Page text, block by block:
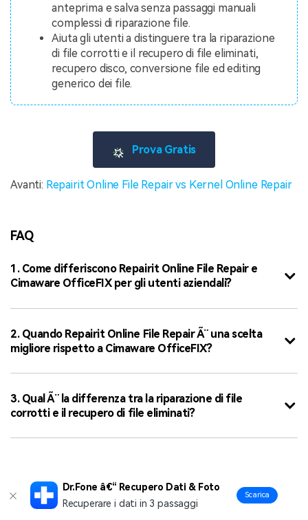
anteprima e salva senza passaggi manuali
complessi di riparazione file.
Aiuta gli utenti a distinguere tra la riparazione
di file corrotti e il recupero di file eliminati,
recupero disco, conversione file ed editing
generico dei file.
Prova Gratis
Avanti: Repairit Online File Repair vs Kernel Online Repair
FAQ
1. Come differiscono Repairit Online File Repair e
Cimaware OfficeFIX per gli utenti aziendali?
2. Quando Repairit Online File Repair Ã¨ una scelta
migliore rispetto a Cimaware OfficeFIX?
3. Qual Ã¨ la differenza tra la riparazione di file
corrotti e il recupero di file eliminati?
Dr.Fone â€“ Recupero Dati & Foto
Recuperare i dati in 3 passaggi
Scarica